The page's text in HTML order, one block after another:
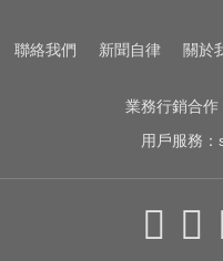
跨性別參賽議
聯絡我們 新聞自律 關於
業務行銷合作
用戶服務：